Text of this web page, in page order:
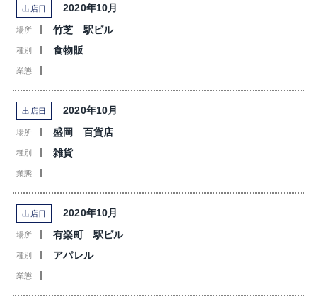
出店日 2020年10月
場所 竹芝 駅ビル
種別 食物販
業態
出店日 2020年10月
場所 盛岡 百貨店
種別 雑貨
業態
出店日 2020年10月
場所 有楽町 駅ビル
種別 アパレル
業態